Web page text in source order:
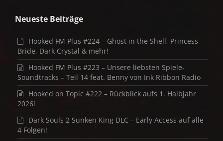
Neueste Beiträge
Hooked FM Plus #224 – Ghost in the Shell, Princess
Bride, Dark Crystal & mehr!
Hooked FM Plus #223 – Unsere liebsten Spiele-
Soundtracks – Teil 14 feat. Benny von Ink Ribbon Radio
Hooked on Topic #222 – Rückblick aufs 1. Halbjahr
2026!
Dark Souls 2 Sunken King DLC – Early Access auf alle
4 Folgen!